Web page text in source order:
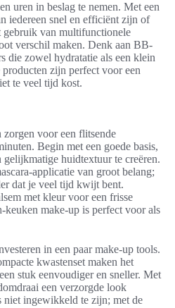
uren in beslag te nemen. Met een
iedereen snel en efficiënt zijn of
van multifunctionele
verschil maken. Denk aan BB-
die zowel hydratatie als een klein
zijn perfect voor een
te veel tijd kost.
zorgen voor een flitsende
Begin met een goede basis,
gelijkmatige huidtextuur te creëren.
applicatie van groot belang;
dat je veel tijd kwijt bent.
met kleur voor een frisse
make-up is perfect voor als
in een paar make-up tools.
kwastenset maken het
stuk eenvoudiger en sneller. Met
een verzorgde look
niet ingewikkeld te zijn; met de